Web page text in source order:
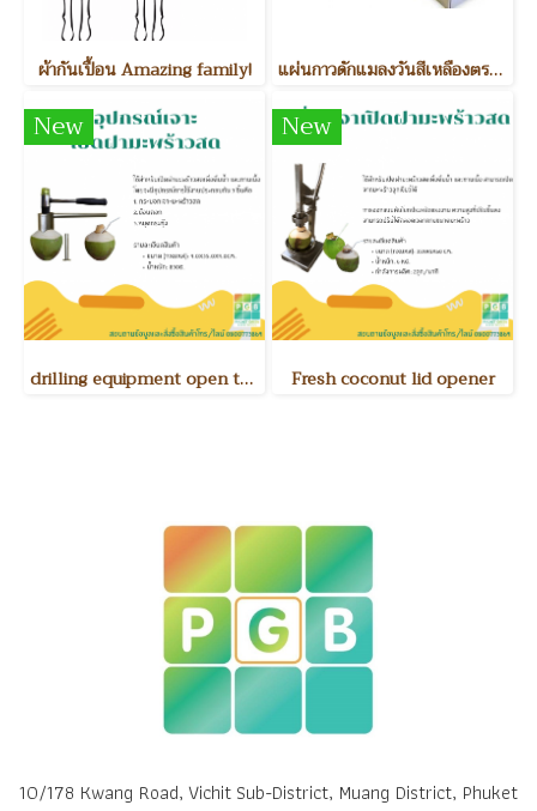
ผ้ากันเปื้อน Amazing family! แผ่นกาวดักแมลงวันสีเหลืองตรากระต่าย Insect traps
New
drilling equipment open the lid of fresh coconut
New
Fresh coconut lid opener
10/178 Kwang Road, Vichit Sub-District, Muang District, Phuket